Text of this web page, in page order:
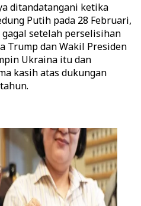
ditandatangani ketika
Putih pada 28 Februari,
setelah perselisihan
Trump dan Wakil Presiden
Ukraina itu dan
kasih atas dukungan